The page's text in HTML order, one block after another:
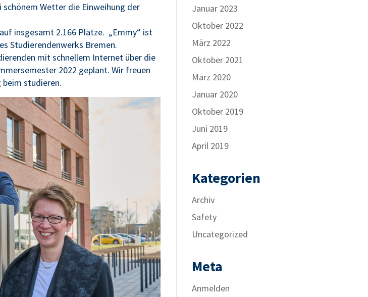
Wetter die Einweihung der
insgesamt 2.166 Plätze. „Emmy“ ist
Studierendenwerks Bremen.
mit schnellem Internet über die
2022 geplant. Wir freuen
beim studieren.
Januar 2023
Oktober 2022
März 2022
Oktober 2021
März 2020
Januar 2020
Oktober 2019
Juni 2019
April 2019
Kategorien
Archiv
Safety
Uncategorized
Meta
Anmelden